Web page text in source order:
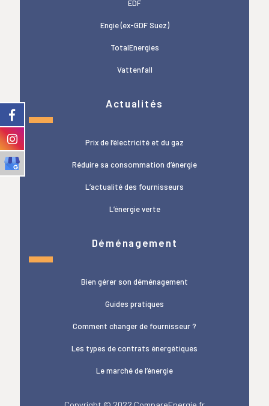
EDF
Engie (ex-GDF Suez)
TotalEnergies
Vattenfall
Actualités
Prix de l’électricité et du gaz
Réduire sa consommation d’énergie
L’actualité des fournisseurs
L’énergie verte
Déménagement
Bien gérer son déménagement
Guides pratiques
Comment changer de fournisseur ?
Les types de contrats énergétiques
Le marché de l’énergie